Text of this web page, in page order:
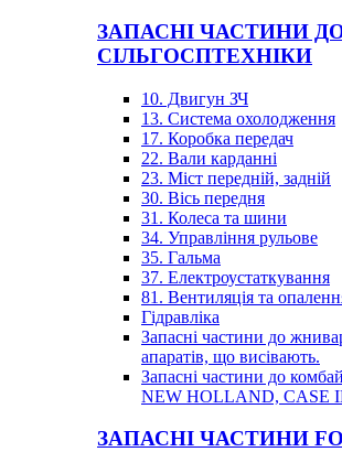
ЗАПАСНІ ЧАСТИНИ
СІЛЬГОСПТЕХНІКИ
10. Двигун ЗЧ
13. Система охолодження
17. Коробка передач
22. Вали карданні
23. Міст передній, задній
30. Вісь передня
31. Колеса та шини
34. Управління рульове
35. Гальма
37. Електроустаткування
81. Вентиляція та
Гідравліка
Запасні частини до
апаратів, що висівають.
Запасні частини до
NEW HOLLAND, CASE
ЗАПАСНІ ЧАСТИНИ